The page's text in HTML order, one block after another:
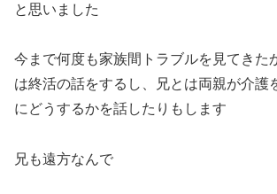
と思いました
今まで何度も家族間トラブルを見てきた
は終活の話をするし、兄とは両親が介護
にどうするかを話したりもします
兄も遠方なんで